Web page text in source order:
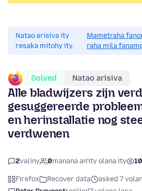
Natao arisiva ity
resaka mitohy ity.
Mametraha
raha mila
Solved Natao arisiva
Alle bladwijzers zijn
gesuggereerde
en herinstallatie nog
verdwenen
2valiny 0manana an'ity olana ity
Firefox Recover data
asked 7